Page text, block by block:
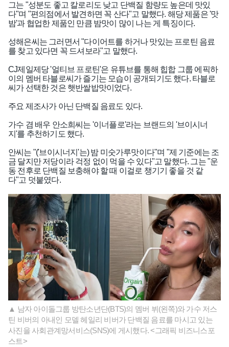
그는 "성분도 좋고 칼로리도 낮고 단백질 함량도 높은데 맛있
다"며 "편의점에서 발견하면 꼭 산다"고 말했다. 해당 제품은 '맛
밤'과 협업한 제품인 만큼 밤맛이 많이 나는 게 특징이다.
성해은씨는 그러면서 "다이어트를 하거나 맛있는 프로틴 음료
를 찾고 있다면 꼭 드셔보라"고 말했다.
CJ제일제당 '얼티브 프로틴'은 유튜브를 통해 힙합 그룹 에픽하
이의 멤버 타블로씨가 즐기는 모습이 공개되기도 했다. 타블로
씨가 선택한 것은 햇반쌀밥맛이었다.
주요 제조사가 아닌 단백질 음료도 있다.
가수 겸 배우 안소희씨는 '이너플로'라는 브랜드의 '브이시너
지'를 추천하기도 했다.
안씨는 "('브이시너지'는) 밤 미숫가루맛이다"며 "제 기준에는 조
금 달지만 저당이라 걱정 없이 먹을 수 있다"고 말했다. 그는 "운
동 전후로 단백질 보충해야 할 때 이걸로 챙기기 좋을 것 같
다"고 덧붙였다.
▲ 남자 아이돌그룹 방탄소년단(BTS)의 멤버 뷔(왼쪽)와 가수 저스
틴 비버의 아내인 모델 헤일리 비버가 단백질 음료를 마시고 있는
사진을 사회관계망서비스(SNS)에 게시했다. <그래픽 비즈니스포
스트>